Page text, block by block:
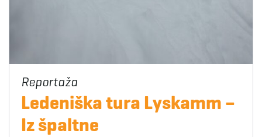
Ledeniška tura Lyskamm –
Iz špaltne